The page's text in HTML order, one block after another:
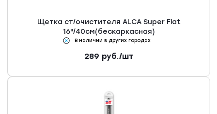
Щетка ст/очистителя ALCA Super Flat
16"/40см(бескаркасная)
В наличии в других городах
289 руб./шт